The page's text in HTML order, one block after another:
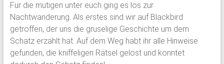
Für die mutigen unter euch ging es los zur
Nachtwanderung. Als erstes sind wir auf Blackbird
getroffen, der uns die gruselige Geschichte um dem
Schatz erzählt hat. Auf dem Weg habt ihr alle Hinweise
gefunden, die kniffeligen Rätsel gelöst und konntet